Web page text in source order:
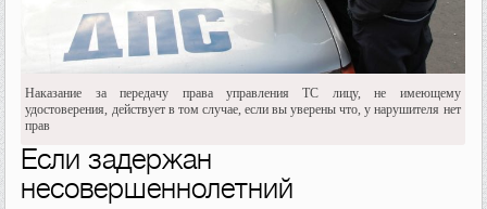
Наказание за передачу права управления ТС лицу, не имеющему
удостоверения, действует в том случае, если вы уверены что, у нарушителя нет
прав
Если задержан
несовершеннолетний